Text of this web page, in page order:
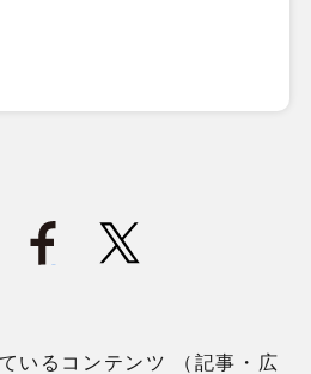
いるコンテンツ （記事・広